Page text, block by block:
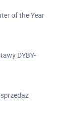
of the Year
DYBY-